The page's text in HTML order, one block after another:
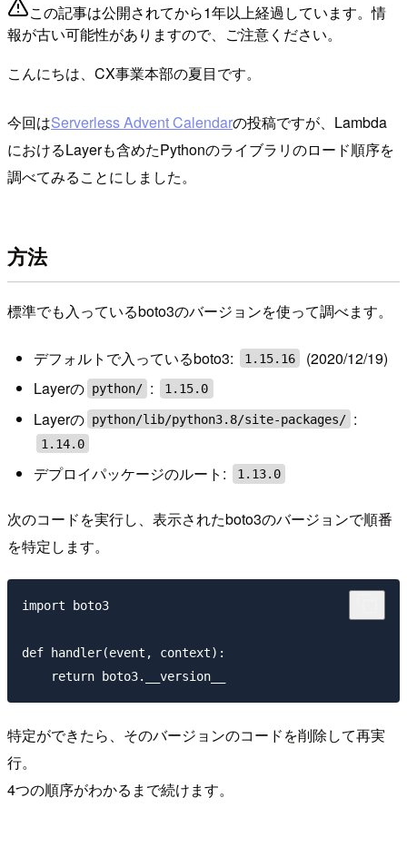
この記事は公開されてから1年以上経過しています。情
報が古い可能性がありますので、ご注意ください。
こんにちは、CX事業本部の夏目です。
今回はServerless Advent Calendarの投稿ですが、Lambda
におけるLayerも含めたPythonのライブラリのロード順序を
調べてみることにしました。
方法
標準でも入っているboto3のバージョンを使って調べます。
デフォルトで入っているboto3: 1.15.16
(2020/12/19)
Layerの python/ : 1.15.0
Layerの python/lib/python3.8/site-packages/ :
1.14.0
デプロイパッケージのルート: 1.13.0
次のコードを実行し、表示されたboto3のバージョンで順番
を特定します。
import boto3
def handler(event, context):
特定ができたら、そのバージョンのコードを削除して再実
行。
4つの順序がわかるまで続けます。